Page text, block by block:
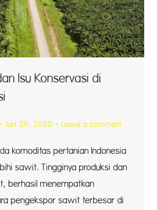
Isu Konservasi di
Juni 29, 2020 Leave a comment
komoditas pertanian Indonesia
sawit. Tingginya produksi dan
berhasil menempatkan
pengekspor sawit terbesar di